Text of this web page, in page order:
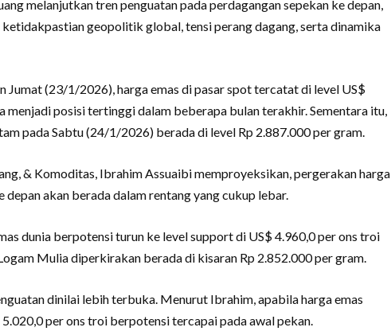
melanjutkan tren penguatan pada perdagangan sepekan ke depan,
geopolitik global, tensi perang dagang, serta dinamika
Jumat (23/1/2026), harga emas di pasar spot tercatat di level US$
menjadi posisi tertinggi dalam beberapa bulan terakhir. Sementara itu,
pada Sabtu (24/1/2026) berada di level Rp 2.887.000 per gram.
& Komoditas, Ibrahim Assuaibi memproyeksikan, pergerakan harga
depan akan berada dalam rentang yang cukup lebar.
dunia berpotensi turun ke level support di US$ 4.960,0 per ons troi
Mulia diperkirakan berada di kisaran Rp 2.852.000 per gram.
dinilai lebih terbuka. Menurut Ibrahim, apabila harga emas
per ons troi berpotensi tercapai pada awal pekan.